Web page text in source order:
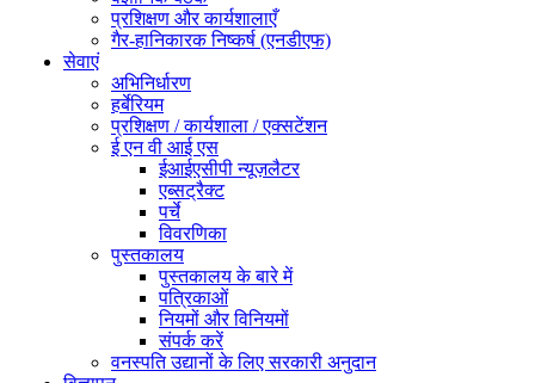
प्रशिक्षण और कार्यशालाएँ
गैर-हानिकारक निष्कर्ष (एनडीएफ)
सेवाएं
अभिनिर्धारण
हर्बेरियम
प्रशिक्षण / कार्यशाला / एक्सटेंशन
ई एन वी आई एस
ईआईएसीपी न्यूज़लैटर
एब्सट्रैक्ट
पर्चे
विवरणिका
पुस्तकालय
पुस्तकालय के बारे में
पत्रिकाओं
नियमों और विनियमों
संपर्क करें
वनस्पति उद्यानों के लिए सरकारी अनुदान